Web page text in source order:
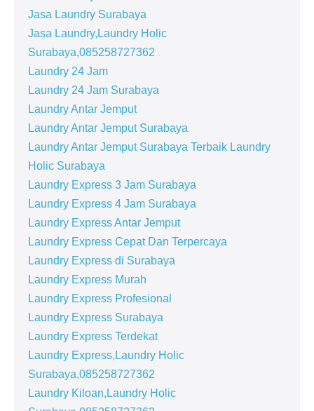
Jasa Laundry Surabaya
Jasa Laundry,Laundry Holic
Surabaya,085258727362
Laundry 24 Jam
Laundry 24 Jam Surabaya
Laundry Antar Jemput
Laundry Antar Jemput Surabaya
Laundry Antar Jemput Surabaya Terbaik Laundry
Holic Surabaya
Laundry Express 3 Jam Surabaya
Laundry Express 4 Jam Surabaya
Laundry Express Antar Jemput
Laundry Express Cepat Dan Terpercaya
Laundry Express di Surabaya
Laundry Express Murah
Laundry Express Profesional
Laundry Express Surabaya
Laundry Express Terdekat
Laundry Express,Laundry Holic
Surabaya,085258727362
Laundry Kiloan,Laundry Holic